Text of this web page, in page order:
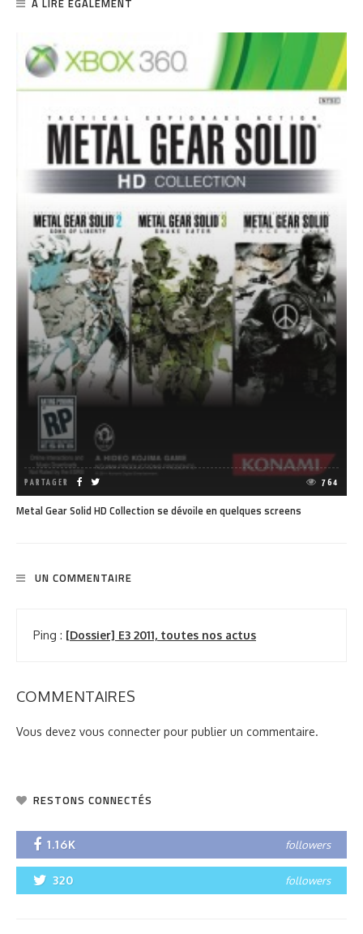
PARTAGER 764
Metal Gear Solid HD Collection se dévoile en quelques screens
UN COMMENTAIRE
Ping : [Dossier] E3 2011, toutes nos actus
COMMENTAIRES
Vous devez vous connecter pour publier un commentaire.
RESTONS CONNECTÉS
1.16K followers
320 followers